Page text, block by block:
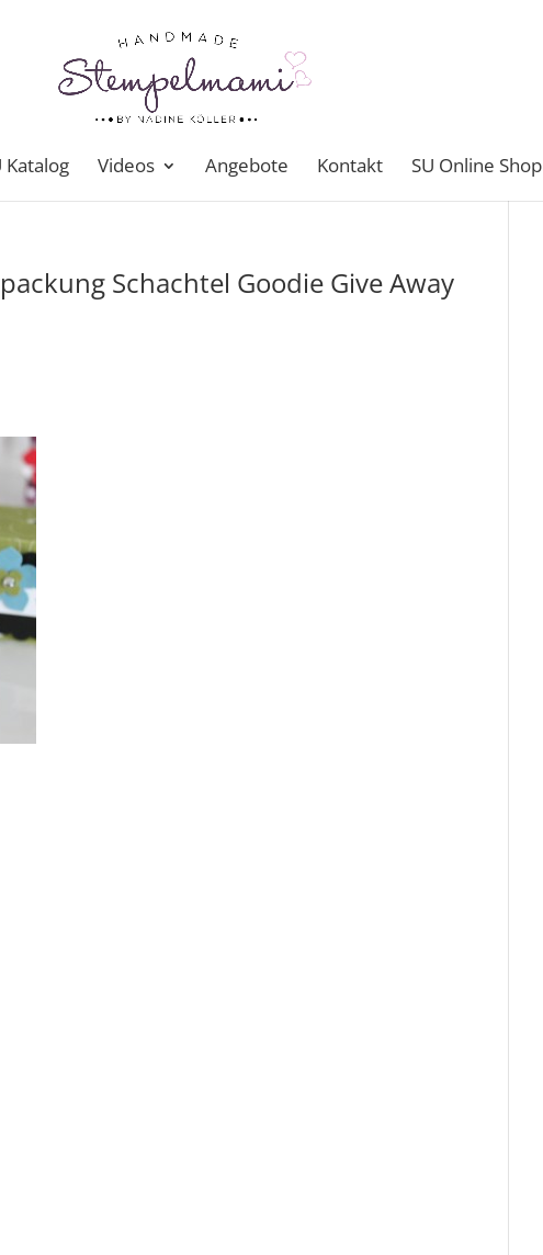
Katalog Videos Angebote Kontakt SU Online Shop
Schachtel Goodie Give Away